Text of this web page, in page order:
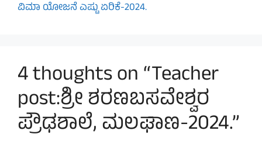
ವಿಮಾ ಯೋಜನೆ ಎಷ್ಟು ಏರಿಕೆ-2024.
4 thoughts on “Teacher
post:ಶ್ರೀ ಶರಣಬಸವೇಶ್ವರ
ಪ್ರೌಢಶಾಲೆ, ಮಲಘಾಣ-2024.”